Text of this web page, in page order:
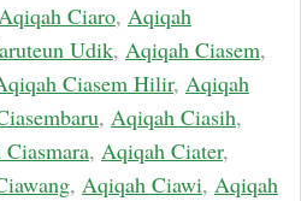
Ciaro, Aqiqah
Udik, Aqiqah Ciasem,
Ciasem Hilir, Aqiqah
, Aqiqah Ciasih,
, Aqiqah Ciater,
, Aqiqah Ciawi, Aqiqah